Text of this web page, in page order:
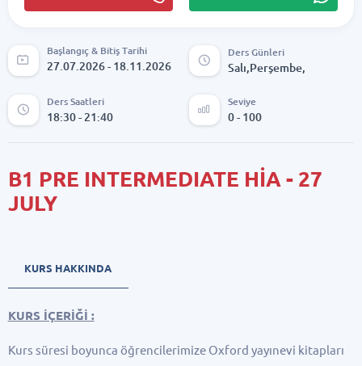
Başlangıç & Bitiş Tarihi
27.07.2026 - 18.11.2026
Ders Günleri
Salı,Perşembe,
Ders Saatleri
18:30 - 21:40
Seviye
0 - 100
B1 PRE INTERMEDIATE HİA - 27
JULY
KURS HAKKINDA
KURS İÇERİĞİ :
Kurs süresi boyunca öğrencilerimize Oxford yayınevi kitapları